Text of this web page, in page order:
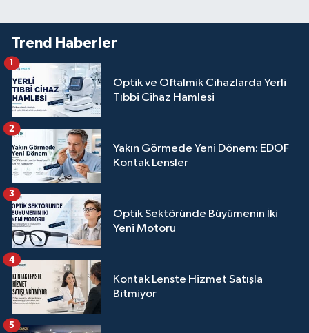
Trend Haberler
Optik ve Oftalmik Cihazlarda Yerli
Tıbbi Cihaz Hamlesi
1
Yakın Görmede Yeni Dönem: EDOF
Kontak Lensler
2
Optik Sektöründe Büyümenin İki
Yeni Motoru
3
Kontak Lenste Hizmet Satışla
Bitmiyor
4
5